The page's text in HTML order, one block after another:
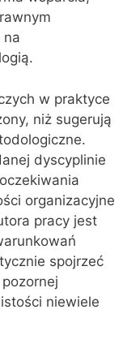
na
w praktyce
niż sugerują
dyscyplinie
organizacyjne
pracy jest
spojrzeć
niewiele